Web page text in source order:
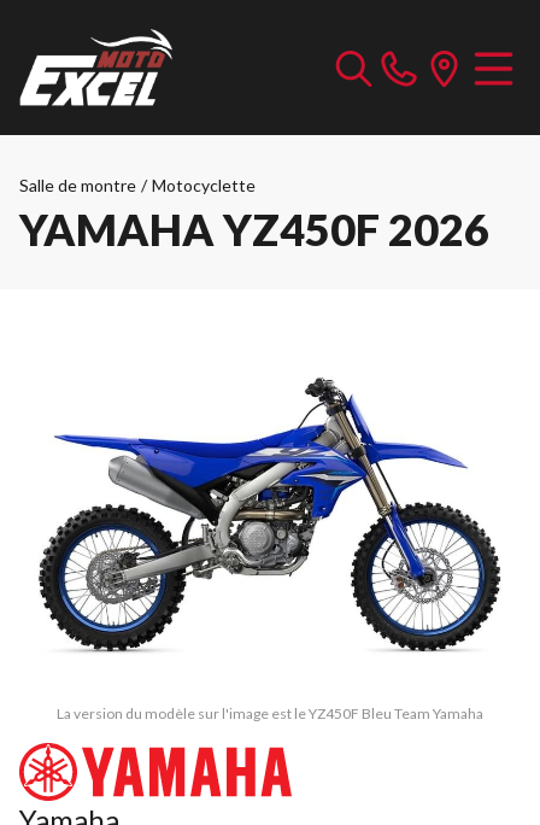
Salle de montre / Motocyclette
YAMAHA YZ450F 2026
La version du modèle sur l'image est le YZ450F Bleu Team Yamaha